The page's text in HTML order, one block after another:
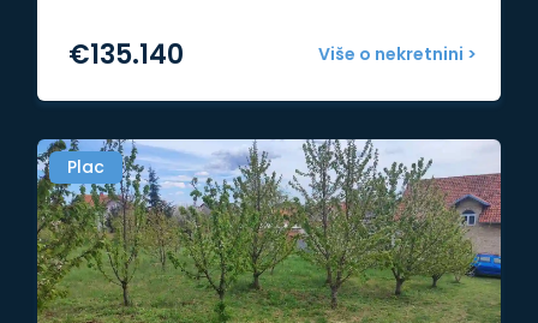
Više o nekretnini >
€135.140
Plac